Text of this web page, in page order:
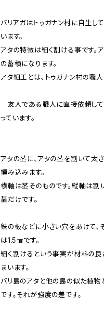
バリアガはトゥガナン村に自生し
います。
アタの特徴は細く割ける事です
の蓄積になります。
アタ細工とは、トゥガナン村の職
友人である職人に直接依頼して
っています。
アタの茎に、アタの茎を割いて太
編み込みます。
横軸は茎そのものです。縦軸は割
茎だけです。
鉄の板などに小さい穴をあけて、
は1.5㎜です。
細く割けるという事実が材料の良
まいます。
バリ島のアタと他の島の似た植物
です。それが強度の差です。